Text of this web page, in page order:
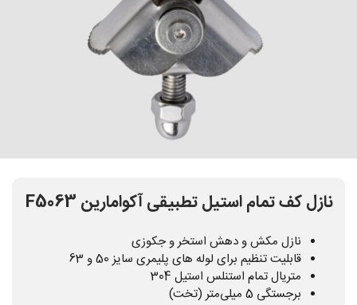
نازل کف تمام استیل تطبیقی آکوامارین F5063
نازل مکش و دهش استخر و جکوزی
قابلیت تنظیم برای لوله های پلیمری سایز 50 و 63
متریال تمام استنلس استیل 304
برجستگی 5 میلی‌متر (تخت)